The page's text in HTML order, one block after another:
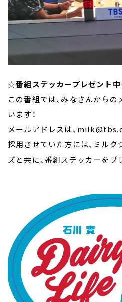
☆番組ステッカープレゼント
この番組では、みなさんからの
います！
メールアドレスは、
採用させていた方には、ミル
ズと共に、番組ステッカーをプ